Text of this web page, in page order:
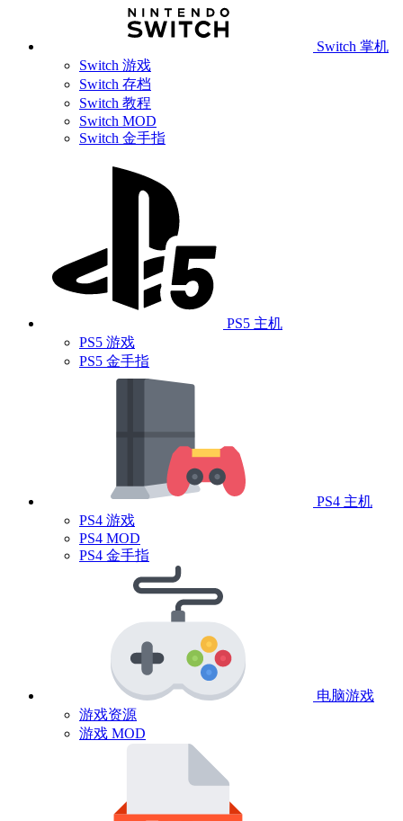
Switch 掌机
Switch 游戏
Switch 存档
Switch 教程
Switch MOD
Switch 金手指
PS5 主机
PS5 游戏
PS5 金手指
PS4 主机
PS4 游戏
PS4 MOD
PS4 金手指
电脑游戏
游戏资源
游戏 MOD